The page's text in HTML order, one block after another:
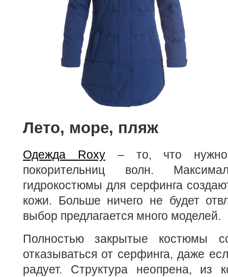
Лето, море, пляж
Одежда Roxy– то, что нужно
покорительниц волн.
гидрокостюмы для серфинга
кожи. Больше ничего не будет
выбор предлагается много моделей.
Полностью закрытые костюмы
отказываться от серфинга, даже
радует. Структура неопрена, из